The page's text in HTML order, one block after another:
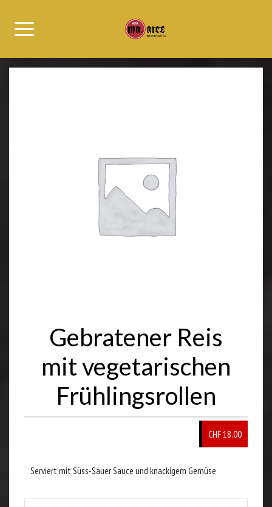
Gebratener Reis
mit vegetarischen
Frühlingsrollen
CHF 18.00
Serviert mit Süss-Sauer Sauce und knackigem Gemüse